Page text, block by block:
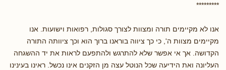
*********
אנו לא מקיימים תורה ומצוות לצורך סגולות, רפואות וישועות. אנו
מקיימים מצוות ה', כי כך ציווה בוראנו ברוך הוא וכך ציוותה התורה
הקדושה. אך אי אפשר שלא להתרגש ולהתפעם לראות את יד ההשגחה
העליונה ואת הידיעה שכל הנוטל עצה מן הזקנים אינו נכשל. ראינו בעינינו